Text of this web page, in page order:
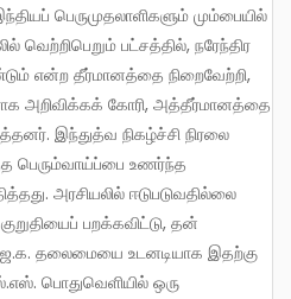
பெருமுதலாளிகளும் மும்பையில்
வெற்றிபெறும் பட்சத்தில், நரேந்திர
என்ற தீர்மானத்தை நிறைவேற்றி,
அறிவிக்கக் கோரி, அத்தீர்மானத்தை
இந்துத்வ நிகழ்ச்சி நிரலை
பெரும்வாய்ப்பை உணர்ந்த
அரசியலில் ஈடுபடுவதில்லை
பறக்கவிட்டு, தன்
தலைமையை உடனடியாக இதற்கு
பொதுவெளியில் ஒரு